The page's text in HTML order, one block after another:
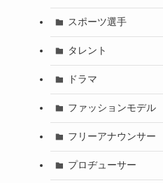
スポーツ選手
タレント
ドラマ
ファッションモデル
フリーアナウンサー
プロヂューサー